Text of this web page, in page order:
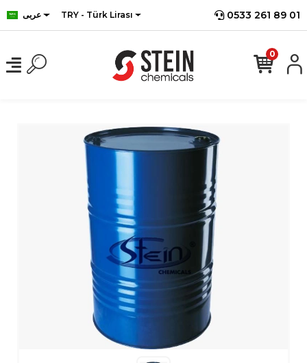
عربى TRY - Türk Lirası 0533 261 89 01
0